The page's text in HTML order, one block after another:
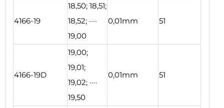
4166-19
18,50; 18,51;
18,52; ····
19,00
0,01mm 51
4166-19D
19,00;
19,01;
19,02; ····
19,50
0,01mm 51